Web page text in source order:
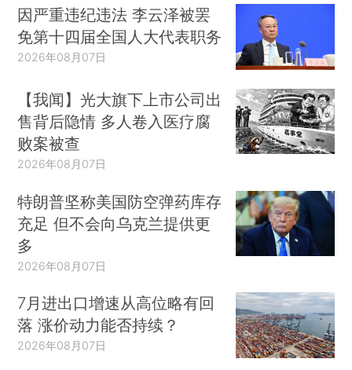
因严重违纪违法 李云泽被罢
免第十四届全国人大代表职务
2026年08月07日
【我闻】光大旗下上市公司出
售背后隐情 多人卷入医疗腐
败案被查
2026年08月07日
特朗普坚称美国防空弹药库存
充足 但不会向乌克兰提供更
多
2026年08月07日
7月进出口增速从高位略有回
落 涨价动力能否持续？
2026年08月07日